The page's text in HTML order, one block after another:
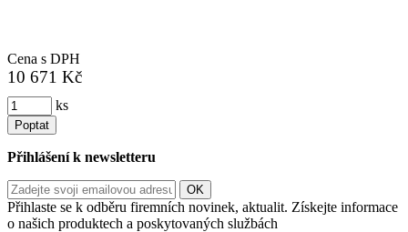
Cena s DPH
10 671 Kč
ks
Poptat
Přihlášení k newsletteru
Přihlaste se k odběru firemních novinek, aktualit. Získejte informace
o našich produktech a poskytovaných službách